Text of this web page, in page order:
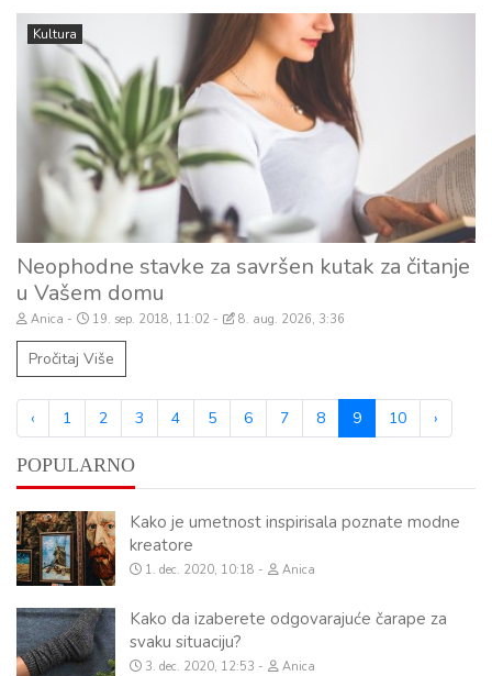
Kultura
Neophodne stavke za savršen kutak za čitanje
u Vašem domu
Anica 19. sep. 2018, 11:02 8. aug. 2026, 3:36
Pročitaj Više
‹ 1 2 3 4 5 6 7 8 9 10 ›
POPULARNO
Kako je umetnost inspirisala poznate modne
kreatore
1. dec. 2020, 10:18 Anica
Kako da izaberete odgovarajuće čarape za
svaku situaciju?
3. dec. 2020, 12:53 Anica